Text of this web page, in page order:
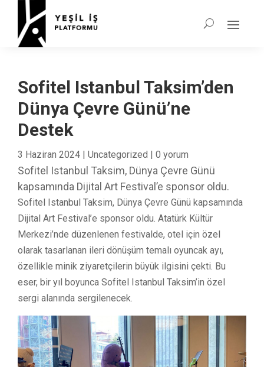
Sofitel Istanbul Taksim’den
Dünya Çevre Günü’ne
Destek
3 Haziran 2024 | Uncategorized | 0 yorum
Sofitel Istanbul Taksim, Dünya Çevre Günü
kapsamında Dijital Art Festival’e sponsor oldu.
Sofitel Istanbul Taksim, Dünya Çevre Günü kapsamında
Dijital Art Festival’e sponsor oldu. Atatürk Kültür
Merkezi’nde düzenlenen festivalde, otel için özel
olarak tasarlanan ileri dönüşüm temalı oyuncak ayı,
özellikle minik ziyaretçilerin büyük ilgisini çekti. Bu
eser, bir yıl boyunca Sofitel Istanbul Taksim’in özel
sergi alanında sergilenecek.